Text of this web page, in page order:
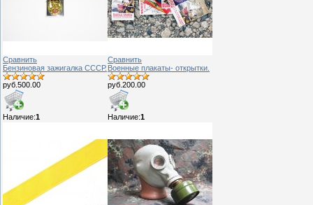
Сравнить
Бензиновая зажигалка СССР.
руб.500.00
Наличие:1
Сравнить
Военные плакаты- открытки.
руб.200.00
Наличие:1